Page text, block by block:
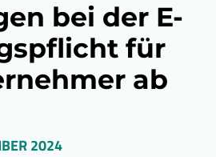
bei der E-
für
ab
2024